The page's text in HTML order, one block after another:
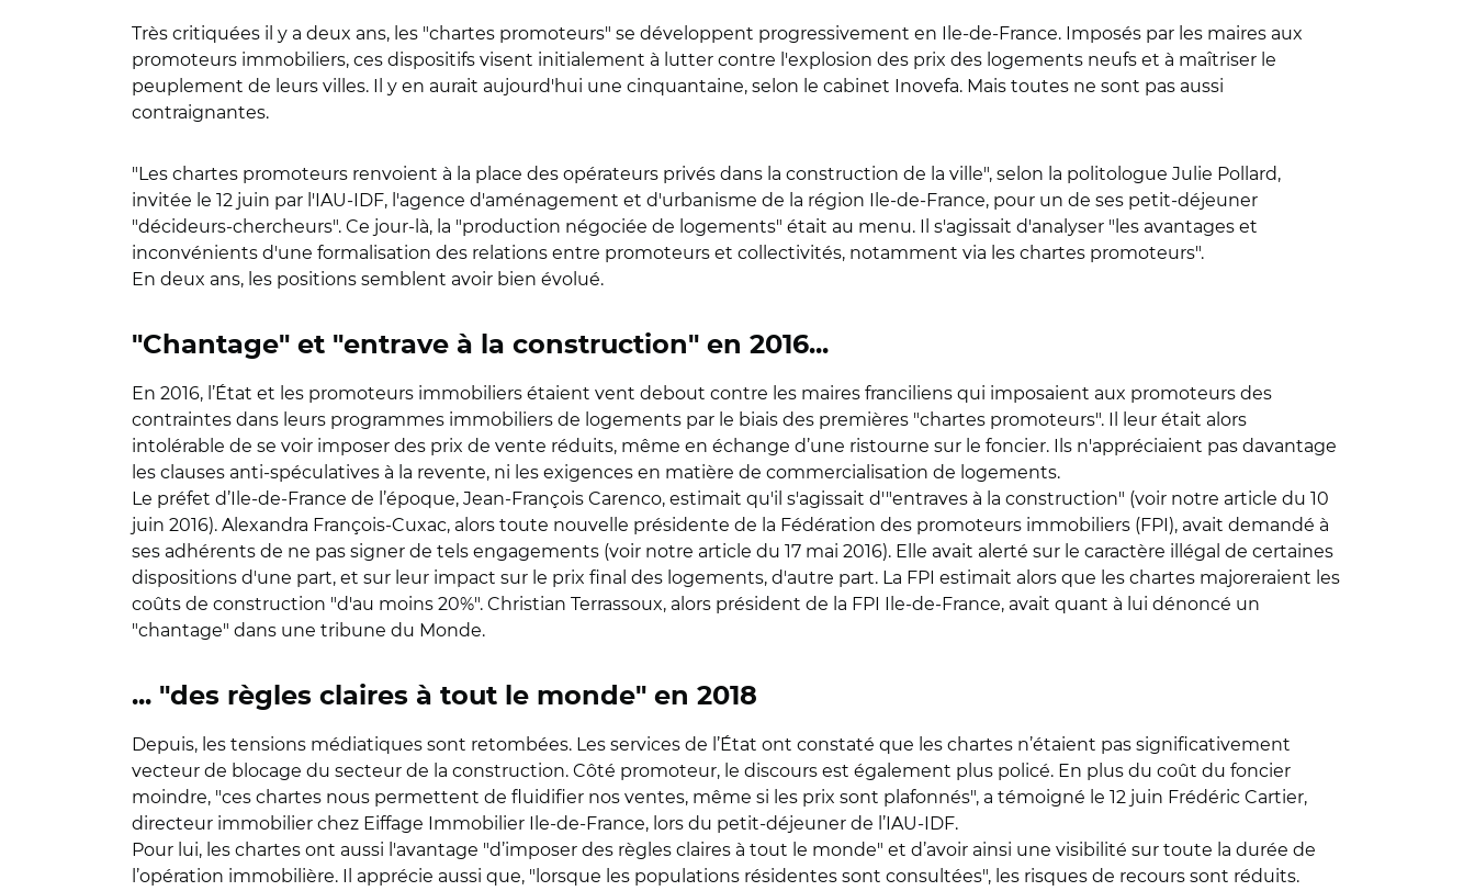
Très critiquées il y a deux ans, les "chartes promoteurs" se développent progressivement en Ile-de-France. Imposés par les maires aux
promoteurs immobiliers, ces dispositifs visent initialement à lutter contre l'explosion des prix des logements neufs et à maîtriser le
peuplement de leurs villes. Il y en aurait aujourd'hui une cinquantaine, selon le cabinet Inovefa. Mais toutes ne sont pas aussi
contraignantes.
"Les chartes promoteurs renvoient à la place des opérateurs privés dans la construction de la ville", selon la politologue Julie Pollard,
invitée le 12 juin par l'IAU-IDF, l'agence d'aménagement et d'urbanisme de la région Ile-de-France, pour un de ses petit-déjeuner
"décideurs-chercheurs". Ce jour-là, la "production négociée de logements" était au menu. Il s'agissait d'analyser "les avantages et
inconvénients d'une formalisation des relations entre promoteurs et collectivités, notamment via les chartes promoteurs".
En deux ans, les positions semblent avoir bien évolué.
"Chantage" et "entrave à la construction" en 2016...
En 2016, l’État et les promoteurs immobiliers étaient vent debout contre les maires franciliens qui imposaient aux promoteurs des
contraintes dans leurs programmes immobiliers de logements par le biais des premières "chartes promoteurs". Il leur était alors
intolérable de se voir imposer des prix de vente réduits, même en échange d’une ristourne sur le foncier. Ils n'appréciaient pas davantage
les clauses anti-spéculatives à la revente, ni les exigences en matière de commercialisation de logements.
Le préfet d’Ile-de-France de l’époque, Jean-François Carenco, estimait qu'il s'agissait d'"entraves à la construction" (voir notre article du 10
juin 2016). Alexandra François-Cuxac, alors toute nouvelle présidente de la Fédération des promoteurs immobiliers (FPI), avait demandé à
ses adhérents de ne pas signer de tels engagements (voir notre article du 17 mai 2016). Elle avait alerté sur le caractère illégal de certaines
dispositions d'une part, et sur leur impact sur le prix final des logements, d'autre part. La FPI estimait alors que les chartes majoreraient les
coûts de construction "d'au moins 20%". Christian Terrassoux, alors président de la FPI Ile-de-France, avait quant à lui dénoncé un
"chantage" dans une tribune du Monde.
... "des règles claires à tout le monde" en 2018
Depuis, les tensions médiatiques sont retombées. Les services de l’État ont constaté que les chartes n’étaient pas significativement
vecteur de blocage du secteur de la construction. Côté promoteur, le discours est également plus policé. En plus du coût du foncier
moindre, "ces chartes nous permettent de fluidifier nos ventes, même si les prix sont plafonnés", a témoigné le 12 juin Frédéric Cartier,
directeur immobilier chez Eiffage Immobilier Ile-de-France, lors du petit-déjeuner de l’IAU-IDF.
Pour lui, les chartes ont aussi l'avantage "d’imposer des règles claires à tout le monde" et d’avoir ainsi une visibilité sur toute la durée de
l’opération immobilière. Il apprécie aussi que, "lorsque les populations résidentes sont consultées", les risques de recours sont réduits.